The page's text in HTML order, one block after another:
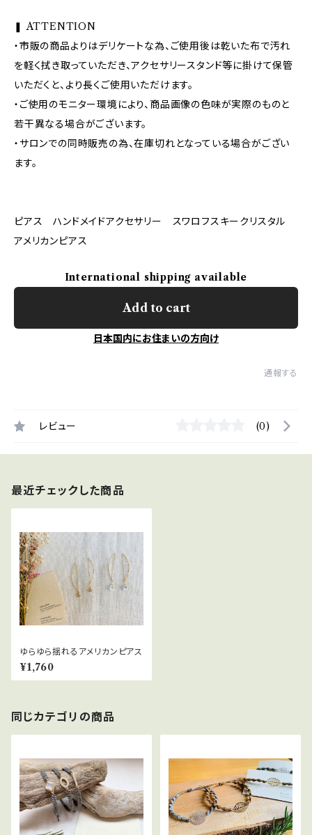
❚ ATTENTION
・市販の商品よりはデリケートな為、ご使用後は乾いた布で汚れ
を軽く拭き取っていただき、アクセサリースタンド等に掛けて保管
いただくと、より長くご使用いただけます。
・ご使用のモニター環境により、商品画像の色味が実際のものと
若干異なる場合がございます。
・サロンでの同時販売の為、在庫切れとなっている場合がござい
ます。
ピアス ハンドメイドアクセサリー スワロフスキークリスタル
アメリカンピアス
International shipping available
Add to cart
日本国内にお住まいの方向け
通報する
レビュー (0)
最近チェックした商品
ゆらゆら揺れるアメリカンピアス
¥1,760
同じカテゴリの商品